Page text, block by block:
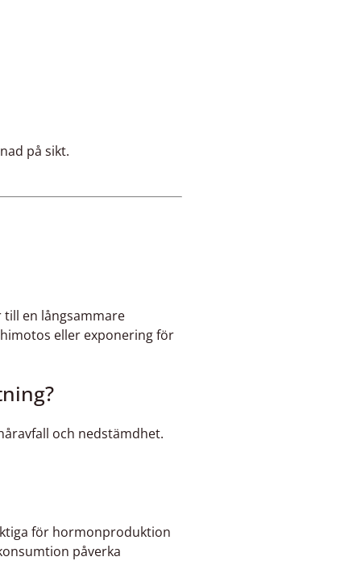
på sikt.
en långsammare
eller exponering för
och nedstämdhet.
för hormonproduktion
påverka